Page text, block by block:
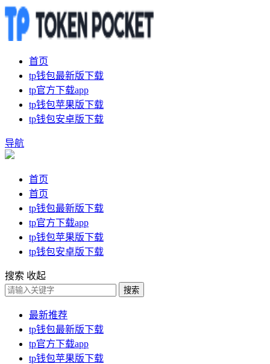
首页
tp钱包最新版下载
tp官方下载app
tp钱包苹果版下载
tp钱包安卓版下载
导航
首页
首页
tp钱包最新版下载
tp官方下载app
tp钱包苹果版下载
tp钱包安卓版下载
搜索 收起
搜索
最新推荐
tp钱包最新版下载
tp官方下载app
tp钱包苹果版下载